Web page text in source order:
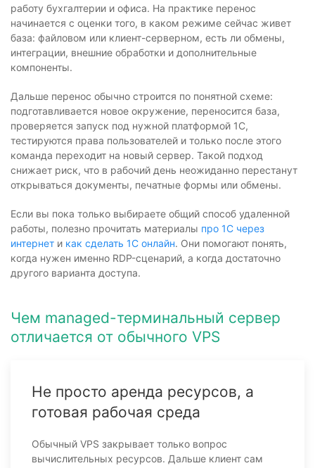
работу бухгалтерии и офиса. На практике перенос
начинается с оценки того, в каком режиме сейчас живет
база: файловом или клиент-серверном, есть ли обмены,
интеграции, внешние обработки и дополнительные
компоненты.
Дальше перенос обычно строится по понятной схеме:
подготавливается новое окружение, переносится база,
проверяется запуск под нужной платформой 1С,
тестируются права пользователей и только после этого
команда переходит на новый сервер. Такой подход
снижает риск, что в рабочий день неожиданно перестанут
открываться документы, печатные формы или обмены.
Если вы пока только выбираете общий способ удаленной
работы, полезно прочитать материалы про 1С через
интернет и как сделать 1С онлайн. Они помогают понять,
когда нужен именно RDP-сценарий, а когда достаточно
другого варианта доступа.
Чем managed-терминальный сервер
отличается от обычного VPS
Не просто аренда ресурсов, а
готовая рабочая среда
Обычный VPS закрывает только вопрос
вычислительных ресурсов. Дальше клиент сам